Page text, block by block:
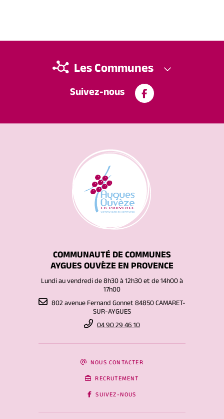
Suivez-nous
Les Communes
COMMUNAUTÉ DE COMMUNES
AYGUES OUVÈZE EN PROVENCE
Lundi au vendredi de 8h30 à 12h30 et de 14h00 à
17h00
802 avenue Fernand Gonnet 84850 CAMARET-
SUR-AYGUES
04 90 29 46 10
NOUS CONTACTER
RECRUTEMENT
SUIVEZ-NOUS